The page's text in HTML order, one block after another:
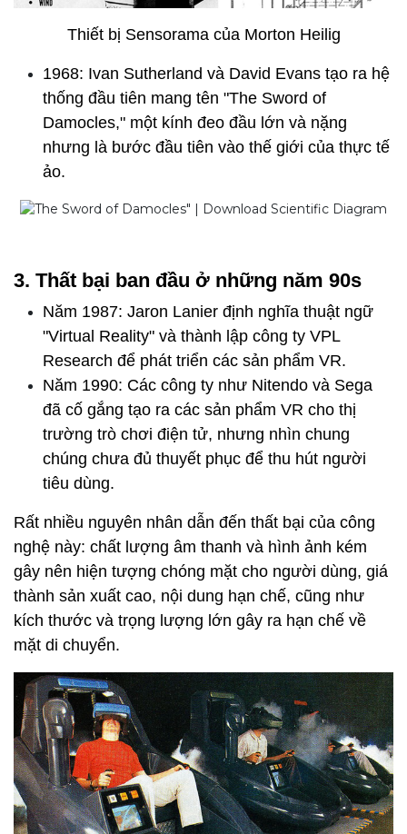
Thiết bị Sensorama của Morton Heilig
1968: Ivan Sutherland và David Evans tạo ra hệ
thống đầu tiên mang tên "The Sword of
Damocles," một kính đeo đầu lớn và nặng
nhưng là bước đầu tiên vào thế giới của thực tế
ảo.
3. Thất bại ban đầu ở những năm 90s
Năm 1987: Jaron Lanier định nghĩa thuật ngữ
"Virtual Reality" và thành lập công ty VPL
Research để phát triển các sản phẩm VR.
Năm 1990: Các công ty như Nitendo và Sega
đã cố gắng tạo ra các sản phẩm VR cho thị
trường trò chơi điện tử, nhưng nhìn chung
chúng chưa đủ thuyết phục để thu hút người
tiêu dùng.
Rất nhiều nguyên nhân dẫn đến thất bại của công
nghệ này: chất lượng âm thanh và hình ảnh kém
gây nên hiện tượng chóng mặt cho người dùng, giá
thành sản xuất cao, nội dung hạn chế, cũng như
kích thước và trọng lượng lớn gây ra hạn chế về
mặt di chuyển.